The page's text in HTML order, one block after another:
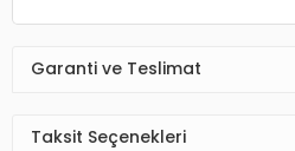
Garanti ve Teslimat
Taksit Seçenekleri